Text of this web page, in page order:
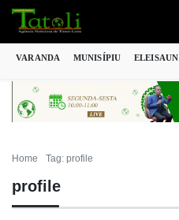
VARANDA MUNISÍPIU ELEISAUN
Home Tag: profile
profile